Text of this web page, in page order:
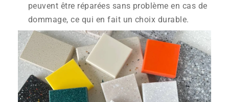
peuvent être réparées sans problème en cas de
dommage, ce qui en fait un choix durable.